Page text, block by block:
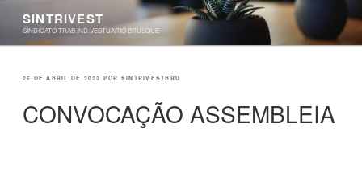
Pular
SINTRIVEST
SINDICATO TRAB.IND.VESTUARIO BRUSQUE
PUBLICADO
25 DE ABRIL DE 2023 POR SINTRIVESTBRU
CONVOCAÇÃO ASSEMBLEIA